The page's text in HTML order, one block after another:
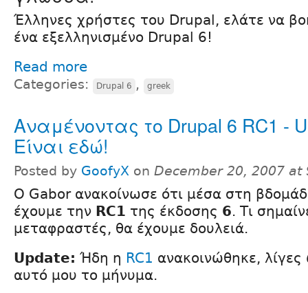
Έλληνες χρήστες του Drupal, ελάτε να
ένα εξελληνισμένο Drupal 6!
Read more
Categories: Drupal 6 , greek
Αναμένοντας το Drupal 6 RC1 -
Είναι εδώ!
Posted by GoofyX on December 20, 2007 at
Ο Gabor ανακοίνωσε ότι μέσα στη
έχουμε την RC1 της έκδοσης 6. Τι
μεταφραστές, θα έχουμε δουλειά.
Update: Ήδη η RC1 ανακοινώθηκε,
αυτό μου το μήνυμα.